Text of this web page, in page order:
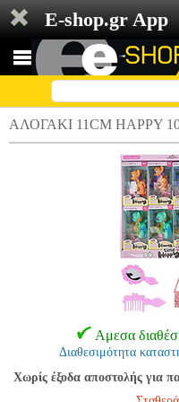
E-shop.gr App
ΑΛΟΓΑΚΙ 11CM HAPPY
Αμεσα
Διαθεσιμότητα
Χωρίς έξοδα αποστολής για